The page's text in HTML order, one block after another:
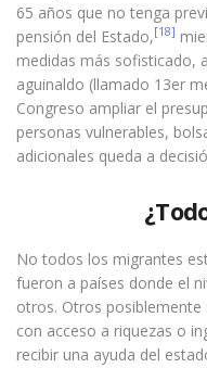
65 años que no tenga
pensión del Estado,[18]
medidas más sofisticado,
aguinaldo (llamado 13er
Congreso ampliar el
personas vulnerables,
adicionales queda a
No todos los migrantes
fueron a países donde el
otros. Otros
con acceso a riquezas o
recibir una ayuda del